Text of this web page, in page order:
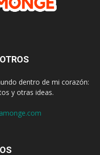
dentro de mi corazón:
y otras ideas.